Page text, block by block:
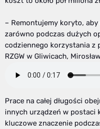
– Remontujemy koryto,
zarówno podczas dużych
codziennego korzystania z
RZGW w Gliwicach,
Prace na całej długości
innych urządzeń w postaci
kluczowe znaczenie